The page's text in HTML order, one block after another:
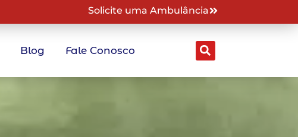
Solicite uma Ambulância
Blog Fale Conosco